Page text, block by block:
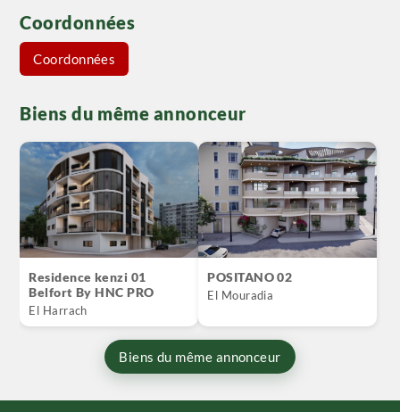
Coordonnées
Coordonnées
Biens du même annonceur
Residence kenzi 01
Belfort By HNC PRO
El Harrach
POSITANO 02
El Mouradia
Biens du même annonceur